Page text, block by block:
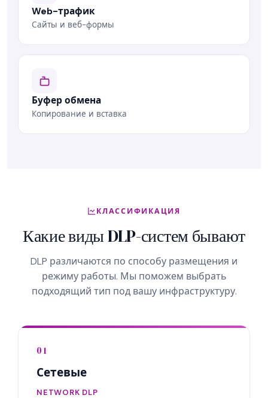
Web-трафик
Сайты и веб-формы
Буфер обмена
Копирование и вставка
КЛАССИФИКАЦИЯ
Какие виды DLP-систем бывают
DLP различаются по способу размещения и
режиму работы. Мы поможем выбрать
подходящий тип под вашу инфраструктуру.
01
Сетевые
NETWORK DLP